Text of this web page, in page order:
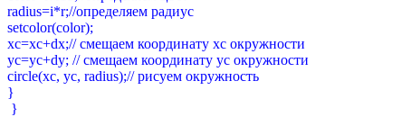
radius=i*r;//определяем радиус
setcolor(color);
xc=xc+dx;// смещаем координату xc окружности
yc=yc+dy; // смещаем координату yc окружности
circle(xc, yc, radius);// рисуем окружность
}
}